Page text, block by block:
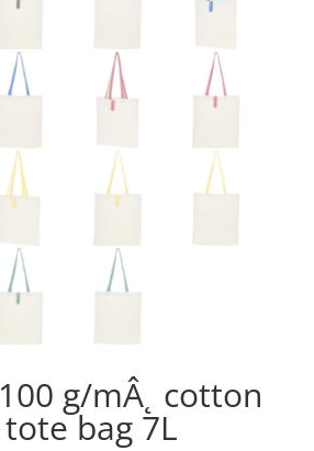
g/mÂ˛ cotton
bag 7L